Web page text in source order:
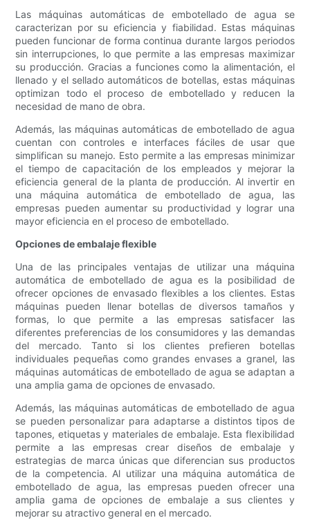
Las máquinas automáticas de embotellado de agua se
caracterizan por su eficiencia y fiabilidad. Estas máquinas
pueden funcionar de forma continua durante largos periodos
sin interrupciones, lo que permite a las empresas maximizar
su producción. Gracias a funciones como la alimentación, el
llenado y el sellado automáticos de botellas, estas máquinas
optimizan todo el proceso de embotellado y reducen la
necesidad de mano de obra.
Además, las máquinas automáticas de embotellado de agua
cuentan con controles e interfaces fáciles de usar que
simplifican su manejo. Esto permite a las empresas minimizar
el tiempo de capacitación de los empleados y mejorar la
eficiencia general de la planta de producción. Al invertir en
una máquina automática de embotellado de agua, las
empresas pueden aumentar su productividad y lograr una
mayor eficiencia en el proceso de embotellado.
Opciones de embalaje flexible
Una de las principales ventajas de utilizar una máquina
automática de embotellado de agua es la posibilidad de
ofrecer opciones de envasado flexibles a los clientes. Estas
máquinas pueden llenar botellas de diversos tamaños y
formas, lo que permite a las empresas satisfacer las
diferentes preferencias de los consumidores y las demandas
del mercado. Tanto si los clientes prefieren botellas
individuales pequeñas como grandes envases a granel, las
máquinas automáticas de embotellado de agua se adaptan a
una amplia gama de opciones de envasado.
Además, las máquinas automáticas de embotellado de agua
se pueden personalizar para adaptarse a distintos tipos de
tapones, etiquetas y materiales de embalaje. Esta flexibilidad
permite a las empresas crear diseños de embalaje y
estrategias de marca únicas que diferencian sus productos
de la competencia. Al utilizar una máquina automática de
embotellado de agua, las empresas pueden ofrecer una
amplia gama de opciones de embalaje a sus clientes y
mejorar su atractivo general en el mercado.